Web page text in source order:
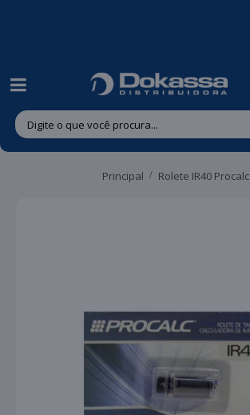
Principal Rolete IR40 Procalc